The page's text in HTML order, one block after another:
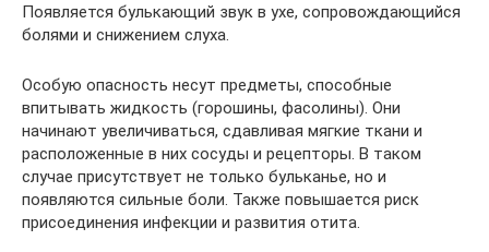
Появляется булькающий звук в ухе, сопровождающийся
болями и снижением слуха.
Особую опасность несут предметы, способные
впитывать жидкость (горошины, фасолины). Они
начинают увеличиваться, сдавливая мягкие ткани и
расположенные в них сосуды и рецепторы. В таком
случае присутствует не только бульканье, но и
появляются сильные боли. Также повышается риск
присоединения инфекции и развития отита.